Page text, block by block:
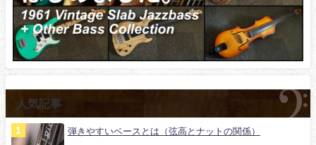
人気記事
弾きやすいベースとは（弦高とナットの関係）